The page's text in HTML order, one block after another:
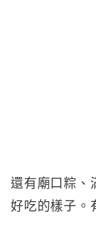
還有廟口粽、
好吃的樣子。